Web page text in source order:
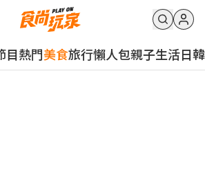
目熱門美食旅行懶人包親子生活日韓